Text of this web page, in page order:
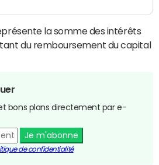
la somme des intérêts
du remboursement du capital
bons plans directement par e-
Je m'abonne
de confidentialité